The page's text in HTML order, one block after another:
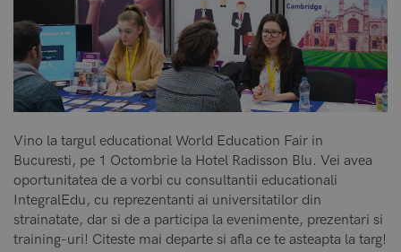
Vino la targul educational World Education Fair in
Bucuresti, pe 1 Octombrie la Hotel Radisson Blu. Vei avea
oportunitatea de a vorbi cu consultantii educationali
IntegralEdu, cu reprezentanti ai universitatilor din
strainatate, dar si de a participa la evenimente, prezentari si
training-uri! Citeste mai departe si afla ce te asteapta la targ!